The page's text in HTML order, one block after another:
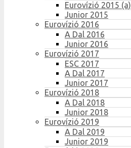
Eurovízió 2015 (a)
Junior 2015
Eurovízió 2016
A Dal 2016
Junior 2016
Eurovízió 2017
ESC 2017
A Dal 2017
Junior 2017
Eurovízió 2018
A Dal 2018
Junior 2018
Eurovízió 2019
A Dal 2019
Junior 2019